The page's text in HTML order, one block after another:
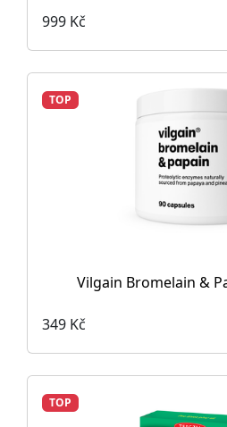
999 Kč
TOP
Vilgain Bromelain &
349 Kč
TOP